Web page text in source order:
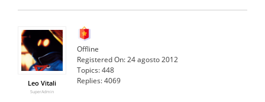
Leo Vitali
SuperAdmin
Offline
Registered On:24 agosto 2012
Topics:448
Replies:4069